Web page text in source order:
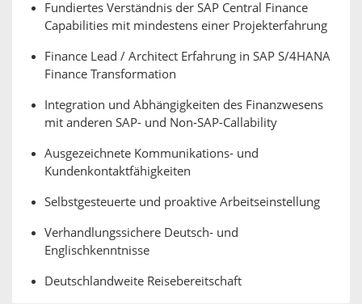
Fundiertes Verständnis der SAP Central Finance
Capabilities mit mindestens einer Projekterfahrung
Finance Lead / Architect Erfahrung in SAP S/4HANA
Finance Transformation
Integration und Abhängigkeiten des Finanzwesens
mit anderen SAP- und Non-SAP-Callability
Ausgezeichnete Kommunikations- und
Kundenkontaktfähigkeiten
Selbstgesteuerte und proaktive Arbeitseinstellung
Verhandlungssichere Deutsch- und
Englischkenntnisse
Deutschlandweite Reisebereitschaft